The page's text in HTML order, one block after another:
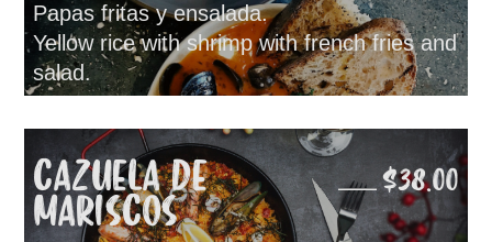
Papas fritas y ensalada.
Yellow rice with shrimp with french fries and
salad.
CAZUELA DE
MARISCOS
$38.00